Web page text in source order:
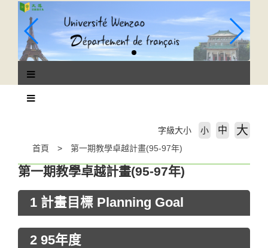
區
首頁 第一期教學卓越計畫(95-97年)
字級大小 小 中 大
第一期教學卓越計畫(95-97年)
1 計畫目標 Planning Goal
2 95年度